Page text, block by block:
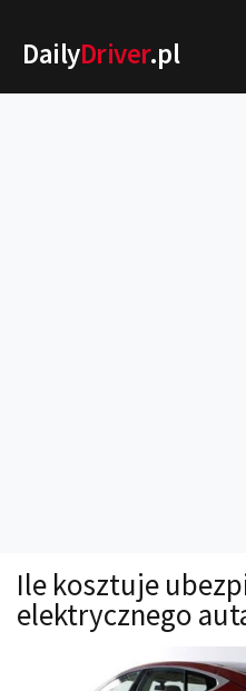
DailyDriver.pl
Technika jazdy
Oświetlenie
Ile kosztuje
elektrycznego